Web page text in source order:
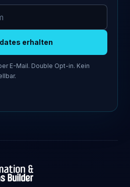
erhalten
E-Mail. Double Opt-in. Kein